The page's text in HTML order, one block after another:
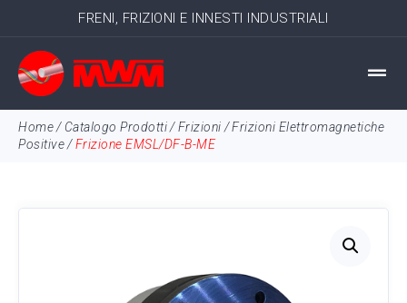
FRENI, FRIZIONI E INNESTI INDUSTRIALI
Home/ Catalogo Prodotti/ Frizioni /Frizioni Elettromagnetiche
Positive/ Frizione EMSL/DF-B-ME